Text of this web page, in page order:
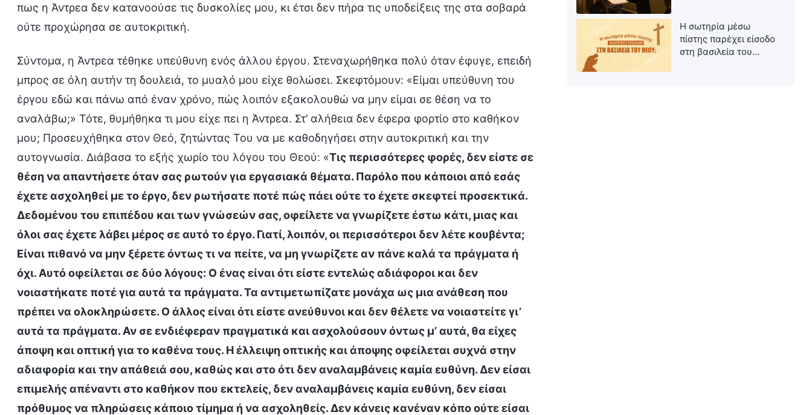
πως η Άντρεα δεν κατανοούσε τις δυσκολίες μου, κι έτσι δεν πήρα τις υποδείξεις της στα σοβαρά
ούτε προχώρησα σε αυτοκριτική.
Σύντομα, η Άντρεα τέθηκε υπεύθυνη ενός άλλου έργου. Στεναχωρήθηκα πολύ όταν έφυγε, επειδή
μπρος σε όλη αυτήν τη δουλειά, το μυαλό μου είχε θολώσει. Σκεφτόμουν: «Είμαι υπεύθυνη του
έργου εδώ και πάνω από έναν χρόνο, πώς λοιπόν εξακολουθώ να μην είμαι σε θέση να το
αναλάβω;» Τότε, θυμήθηκα τι μου είχε πει η Άντρεα. Στ’ αλήθεια δεν έφερα φορτίο στο καθήκον
μου; Προσευχήθηκα στον Θεό, ζητώντας Του να με καθοδηγήσει στην αυτοκριτική και την
αυτογνωσία. Διάβασα το εξής χωρίο του λόγου του Θεού: «Τις περισσότερες φορές, δεν είστε σε
θέση να απαντήσετε όταν σας ρωτούν για εργασιακά θέματα. Παρόλο που κάποιοι από εσάς
έχετε ασχοληθεί με το έργο, δεν ρωτήσατε ποτέ πώς πάει ούτε το έχετε σκεφτεί προσεκτικά.
Δεδομένου του επιπέδου και των γνώσεών σας, οφείλετε να γνωρίζετε έστω κάτι, μιας και
όλοι σας έχετε λάβει μέρος σε αυτό το έργο. Γιατί, λοιπόν, οι περισσότεροι δεν λέτε κουβέντα;
Είναι πιθανό να μην ξέρετε όντως τι να πείτε, να μη γνωρίζετε αν πάνε καλά τα πράγματα ή
όχι. Αυτό οφείλεται σε δύο λόγους: Ο ένας είναι ότι είστε εντελώς αδιάφοροι και δεν
νοιαστήκατε ποτέ για αυτά τα πράγματα. Τα αντιμετωπίζατε μονάχα ως μια ανάθεση που
πρέπει να ολοκληρώσετε. Ο άλλος είναι ότι είστε ανεύθυνοι και δεν θέλετε να νοιαστείτε γι’
αυτά τα πράγματα. Αν σε ενδιέφεραν πραγματικά και ασχολούσουν όντως μ’ αυτά, θα είχες
άποψη και οπτική για το καθένα τους. Η έλλειψη οπτικής και άποψης οφείλεται συχνά στην
αδιαφορία και την απάθειά σου, καθώς και στο ότι δεν αναλαμβάνεις καμία ευθύνη. Δεν είσαι
επιμελής απέναντι στο καθήκον που εκτελείς, δεν αναλαμβάνεις καμία ευθύνη, δεν είσαι
πρόθυμος να πληρώσεις κάποιο τίμημα ή να ασχοληθείς. Δεν κάνεις κανέναν κόπο ούτε είσαι
Η σωτηρία μέσω
πίστης παρέχει είσοδο
στη βασιλεία του